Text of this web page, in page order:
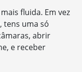
fluida. Em vez
tens uma só
abrir
e receber